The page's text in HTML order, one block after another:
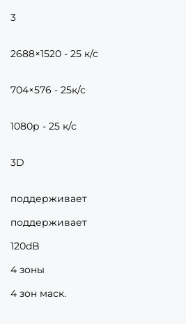
3
2688×1520 - 25 к/с
704×576 - 25к/с
1080р - 25 к/с
3D
поддерживает
поддерживает
120dB
4 зоны
4 зон маск.